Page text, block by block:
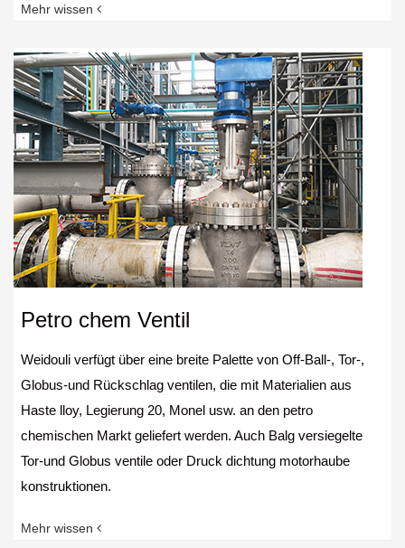
Mehr wissen
Petro chem Ventil
Weidouli verfügt über eine breite Palette von Off-Ball-, Tor-,
Globus-und Rückschlag ventilen, die mit Materialien aus
Haste lloy, Legierung 20, Monel usw. an den petro
chemischen Markt geliefert werden. Auch Balg versiegelte
Tor-und Globus ventile oder Druck dichtung motorhaube
konstruktionen.
Mehr wissen